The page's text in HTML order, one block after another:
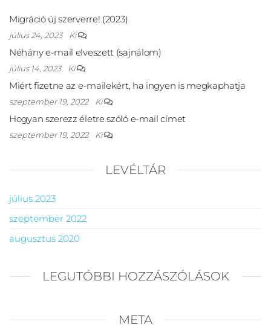
Migráció új szerverre! (2023)
július 24, 2023 Ki
Néhány e-mail elveszett (sajnálom)
július 14, 2023 Ki
Miért fizetne az e-mailekért, ha ingyen is megkaphatja
szeptember 19, 2022 Ki
Hogyan szerezz életre szóló e-mail címet
szeptember 19, 2022 Ki
LEVÉLTÁR
július 2023
szeptember 2022
augusztus 2020
LEGUTÓBBI HOZZÁSZÓLÁSOK
META